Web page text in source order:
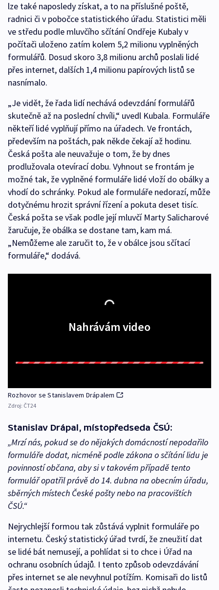
lze také naposledy získat, a to na příslušné poště,
radnici či v pobočce statistického úřadu. Statistici měli
ve středu podle mluvčího sčítání Ondřeje Kubaly v
počítači uloženo zatím kolem 5,2 milionu vyplněných
formulářů. Dosud skoro 3,8 milionu archů poslali lidé
přes internet, dalších 1,4 milionu papírových listů se
nasnímalo.
„Je vidět, že řada lidí nechává odevzdání formulářů
skutečně až na poslední chvíli,“ uvedl Kubala. Formuláře
někteří lidé vyplňují přímo na úřadech. Ve frontách,
především na poštách, pak někde čekají až hodinu.
Česká pošta ale neuvažuje o tom, že by dnes
prodlužovala otevírací dobu. Vyhnout se frontám je
možné tak, že vyplněné formuláře lidé vloží do obálky a
vhodí do schránky. Pokud ale formuláře nedorazí, může
dotyčnému hrozit správní řízení a pokuta deset tisíc.
Česká pošta se však podle její mluvčí Marty Salicharové
žaručuje, že obálka se dostane tam, kam má.
„Nemůžeme ale zaručit to, že v obálce jsou sčítací
formuláře,“ dodává.
Nahrávám video
Rozhovor se Stanislavem Drápalem
Zdroj: ČT24
Stanislav Drápal, místopředseda ČSÚ:
„Mrzí nás, pokud se do nějakých domácností nepodařilo
formuláře dodat, nicméně podle zákona o sčítání lidu je
povinností občana, aby si v takovém případě tento
formulář opatřil právě do 14. dubna na obecním úřadu,
sběrných místech České pošty nebo na pracovištích
ČSÚ.“
Nejrychlejší formou tak zůstává vyplnit formuláře po
internetu. Český statistický úřad tvrdí, že zneužití dat
se lidé bát nemusejí, a pohlídat si to chce i Úřad na
ochranu osobních údajů. I tento způsob odevzdávání
přes internet se ale nevyhnul potížím. Komisaři do listů